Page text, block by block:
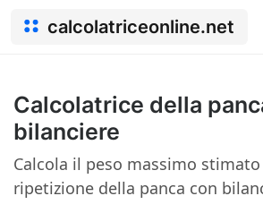
calcolatriceonline.net
Calcolatrice della
bilanciere
Calcola il peso massimo
ripetizione della panca con